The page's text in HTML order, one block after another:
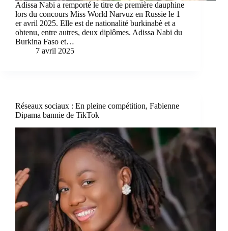
Adissa Nabi a remporté le titre de première dauphine
lors du concours Miss World Narvuz en Russie le 1
er avril 2025. Elle est de nationalité burkinabè et a
obtenu, entre autres, deux diplômes. Adissa Nabi du
Burkina Faso et…
7 avril 2025
Réseaux sociaux : En pleine compétition, Fabienne
Dipama bannie de TikTok